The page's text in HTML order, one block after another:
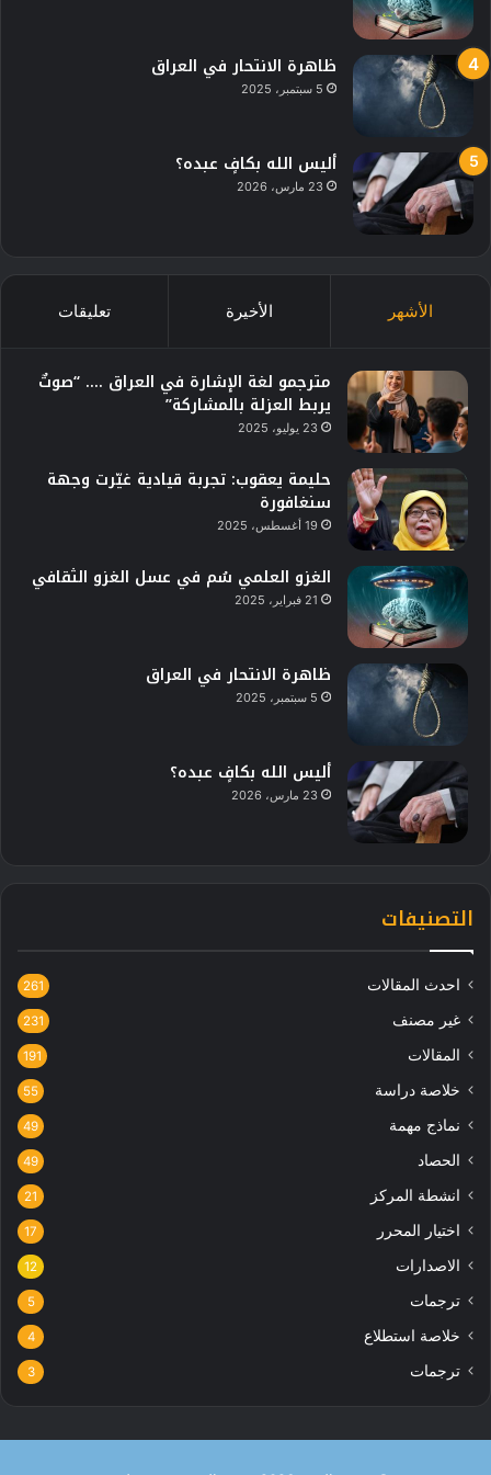
ظاهرة الانتحار في العراق
5 سبتمبر، 2025
أليس الله بكافٍ عبده؟
23 مارس، 2026
الأشهر الأخيرة تعليقات
مترجمو لغة الإشارة في العراق …. “صوتٌ
يربط العزلة بالمشاركة”
23 يوليو، 2025
حليمة يعقوب: تجربة قيادية غيّرت وجهة
سنغافورة
19 أغسطس، 2025
الغزو العلمي سُم في عسل الغزو الثقافي
21 فبراير، 2025
ظاهرة الانتحار في العراق
5 سبتمبر، 2025
أليس الله بكافٍ عبده؟
23 مارس، 2026
التصنيفات
احدث المقالات 261
غير مصنف 231
المقالات 191
خلاصة دراسة 55
نماذج مهمة 49
الحصاد 49
انشطة المركز 21
اختيار المحرر 17
الاصدارات 12
ترجمات 5
خلاصة استطلاع 4
ترجمات 3